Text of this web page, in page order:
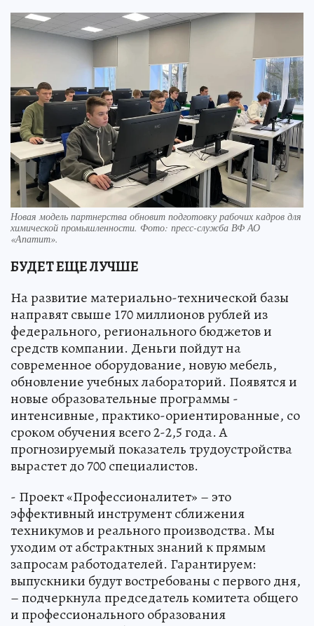
Новая модель партнерства обновит подготовку рабочих кадров для
химической промышленности. Фото: пресс-служба ВФ АО
«Апатит».
БУДЕТ ЕЩЕ ЛУЧШЕ
На развитие материально-технической базы
направят свыше 170 миллионов рублей из
федерального, регионального бюджетов и
средств компании. Деньги пойдут на
современное оборудование, новую мебель,
обновление учебных лабораторий. Появятся и
новые образовательные программы -
интенсивные, практико-ориентированные, со
сроком обучения всего 2-2,5 года. А
прогнозируемый показатель трудоустройства
вырастет до 700 специалистов.
- Проект «Профессионалитет» – это
эффективный инструмент сближения
техникумов и реального производства. Мы
уходим от абстрактных знаний к прямым
запросам работодателей. Гарантируем:
выпускники будут востребованы с первого дня,
– подчеркнула председатель комитета общего
и профессионального образования